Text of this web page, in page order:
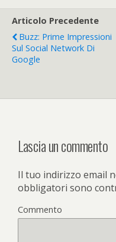
Articolo Precedente
Buzz: Prime Impressioni
Sul Social Network Di
Google
Lascia un commento
Il tuo indirizzo email
obbligatori sono
Commento